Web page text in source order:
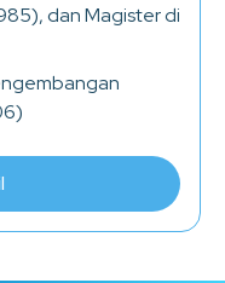
dan Magister di